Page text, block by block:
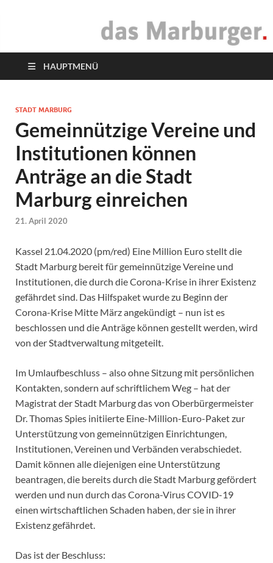
das Marburger.
HAUPTMENÜ
STADT MARBURG
Gemeinnützige Vereine und
Institutionen können
Anträge an die Stadt
Marburg einreichen
21. April 2020
Kassel 21.04.2020 (pm/red) Eine Million Euro stellt die
Stadt Marburg bereit für gemeinnützige Vereine und
Institutionen, die durch die Corona-Krise in ihrer Existenz
gefährdet sind. Das Hilfspaket wurde zu Beginn der
Corona-Krise Mitte März angekündigt – nun ist es
beschlossen und die Anträge können gestellt werden, wird
von der Stadtverwaltung mitgeteilt.
Im Umlaufbeschluss – also ohne Sitzung mit persönlichen
Kontakten, sondern auf schriftlichem Weg – hat der
Magistrat der Stadt Marburg das von Oberbürgermeister
Dr. Thomas Spies initiierte Eine-Million-Euro-Paket zur
Unterstützung von gemeinnützigen Einrichtungen,
Institutionen, Vereinen und Verbänden verabschiedet.
Damit können alle diejenigen eine Unterstützung
beantragen, die bereits durch die Stadt Marburg gefördert
werden und nun durch das Corona-Virus COVID-19
einen wirtschaftlichen Schaden haben, der sie in ihrer
Existenz gefährdet.
Das ist der Beschluss: